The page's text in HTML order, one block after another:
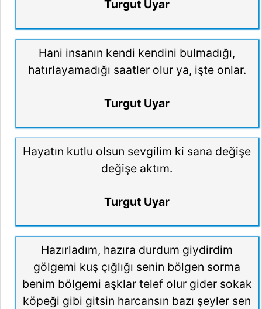
Turgut Uyar
Hani insanın kendi kendini bulmadığı,
hatırlayamadığı saatler olur ya, işte onlar.
Turgut Uyar
Hayatın kutlu olsun sevgilim ki sana değişe
değişe aktım.
Turgut Uyar
Hazırladım, hazıra durdum giydirdim
gölgemi kuş çığlığı senin bölgen sorma
benim bölgemi aşklar telef olur gider sokak
köpeği gibi gitsin harcansın bazı şeyler sen